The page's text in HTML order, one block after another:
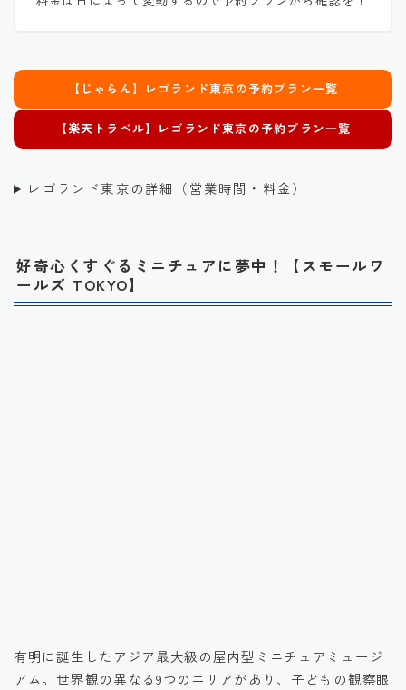
【じゃらん】 レゴランド東京の予約プラン一覧
【楽天トラベル】 レゴランド東京の予約プラン一覧
レゴランド東京の詳細（営業時間・料金）
好奇心くすぐるミニチュアに夢中！【スモールワ
ールズ TOKYO】
有明に誕生したアジア最大級の屋内型ミニチュアミュージ
アム。世界観の異なる9つのエリアがあり、子どもの観察眼